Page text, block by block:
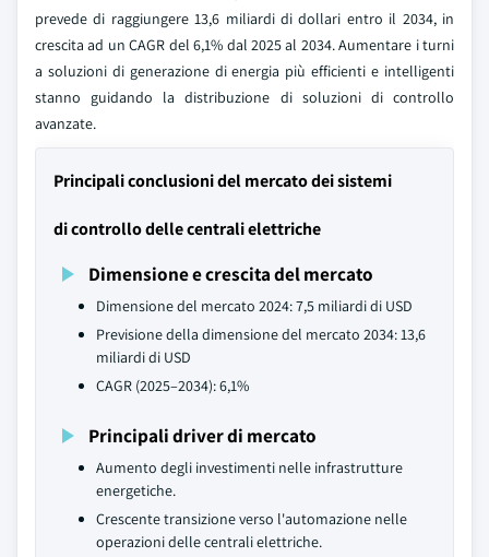
prevede di raggiungere 13,6 miliardi di dollari entro il 2034, in
crescita ad un CAGR del 6,1% dal 2025 al 2034. Aumentare i turni
a soluzioni di generazione di energia più efficienti e intelligenti
stanno guidando la distribuzione di soluzioni di controllo
avanzate.
Principali conclusioni del mercato dei sistemi
di controllo delle centrali elettriche
Dimensione e crescita del mercato
Dimensione del mercato 2024: 7,5 miliardi di USD
Previsione della dimensione del mercato 2034: 13,6
miliardi di USD
CAGR (2025–2034): 6,1%
Principali driver di mercato
Aumento degli investimenti nelle infrastrutture
energetiche.
Crescente transizione verso l'automazione nelle
operazioni delle centrali elettriche.